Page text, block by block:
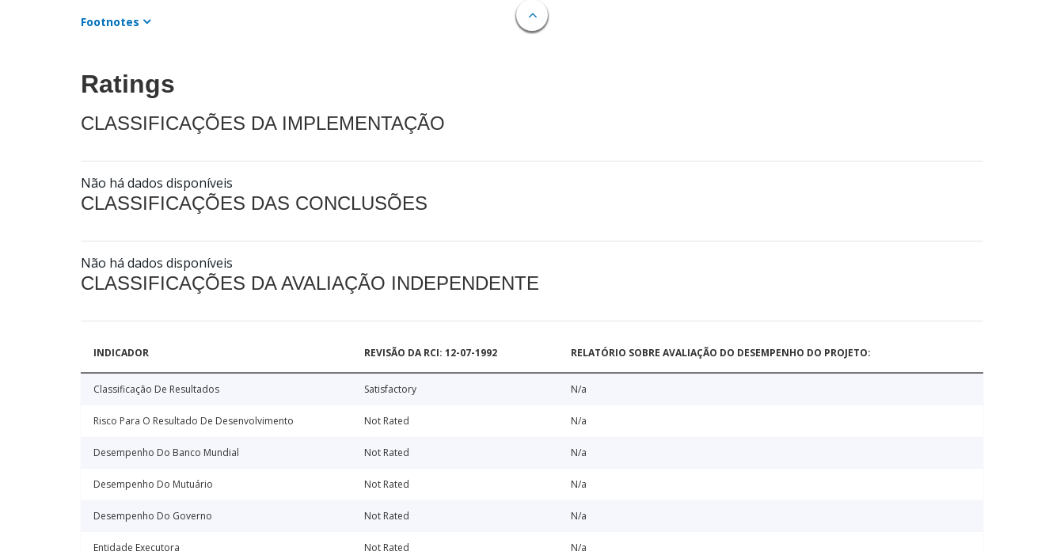
Footnotes
Ratings
CLASSIFICAÇÕES DA IMPLEMENTAÇÃO
Não há dados disponíveis
CLASSIFICAÇÕES DAS CONCLUSÕES
Não há dados disponíveis
CLASSIFICAÇÕES DA AVALIAÇÃO INDEPENDENTE
INDICADOR REVISÃO DA RCI: 12-07-1992 RELATÓRIO SOBRE AVALIAÇÃO DO DESEMPENHO DO PROJETO:
Classificação De Resultados Satisfactory N/a
Risco Para O Resultado De Desenvolvimento Not Rated N/a
Desempenho Do Banco Mundial Not Rated N/a
Desempenho Do Mutuário Not Rated N/a
Desempenho Do Governo Not Rated N/a
Entidade Executora Not Rated N/a